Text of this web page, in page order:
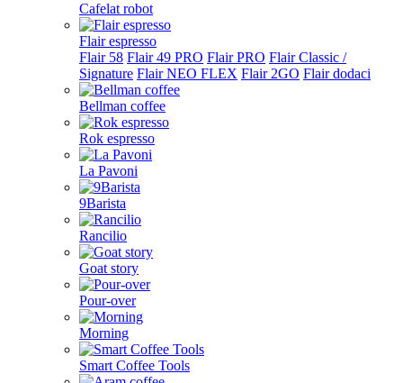
Cafelat robot
Flair espresso
Flair 58 Flair 49 PRO Flair PRO Flair Classic /
Signature Flair NEO FLEX Flair 2GO Flair dodaci
Bellman coffee
Rok espresso
La Pavoni
9Barista
Rancilio
Goat story
Pour-over
Morning
Smart Coffee Tools